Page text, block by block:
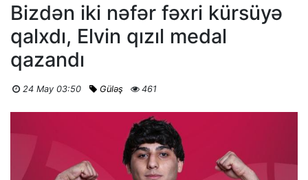
Bizdən iki nəfər fəxri kürsüyə
qalxdı, Elvin qızıl medal
qazandı
24 May 03:50 Güləş 461